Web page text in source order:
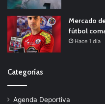
Mercado
fútbol
Hace 1 día
Categorías
Agenda Deportiva